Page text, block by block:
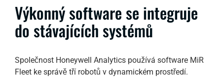
Výkonný software se integruje
do stávajících systémů
Společnost Honeywell Analytics používá software MiR
Fleet ke správě tří robotů v dynamickém prostředí.